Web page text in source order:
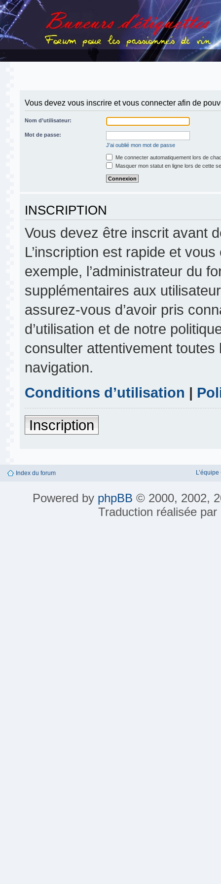
Vous devez vous inscrire et vous connecter afin de
Nom d’utilisateur:
Mot de passe:
J’ai oublié mon mot de passe
Me connecter automatiquement lors de
Masquer mon statut en ligne lors de cette
INSCRIPTION
Vous devez être inscrit avant
L’inscription est rapide et
exemple, l’administrateur du
supplémentaires aux
assurez-vous d’avoir pris
d’utilisation et de notre
consulter attentivement
navigation.
Conditions d’utilisation |
Inscription
Index du forum L’équipe
Powered by phpBB © 2000, 2002,
Traduction réalisée par